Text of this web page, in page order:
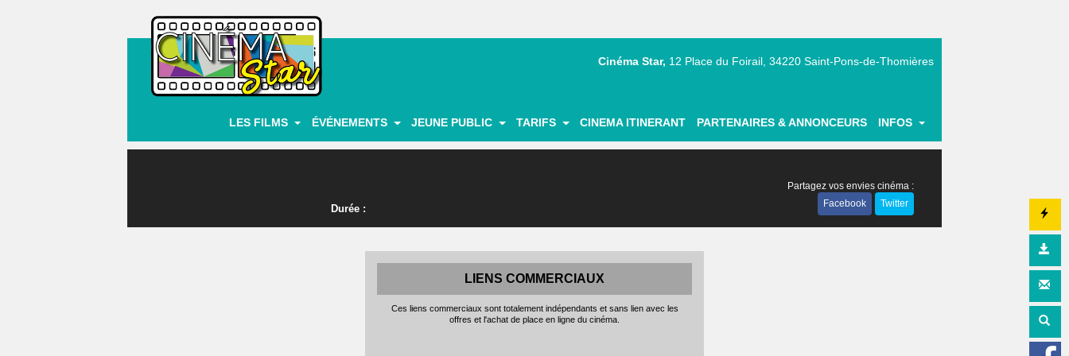
LES FILMS ÉVÉNEMENTS JEUNE PUBLIC TARIFS CINEMA ITINERANT PARTENAIRES & ANNONCEURS INFOS
Cinéma Star, 12 Place du Foirail, 34220 Saint-Pons-de-Thomières
Durée :
Partagez vos envies cinéma :
Facebook
Twitter
LIENS COMMERCIAUX
Ces liens commerciaux sont totalement indépendants et sans lien avec les
offres et l'achat de place en ligne du cinéma.